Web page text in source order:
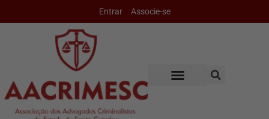
Entrar Associe-se